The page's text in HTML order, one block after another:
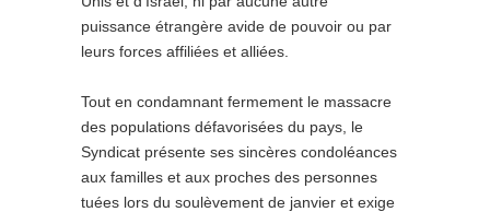
puissance étrangère avide de pouvoir ou par
leurs forces affiliées et alliées.
Tout en condamnant fermement le massacre
des populations défavorisées du pays, le
Syndicat présente ses sincères condoléances
aux familles et aux proches des personnes
tuées lors du soulèvement de janvier et exige